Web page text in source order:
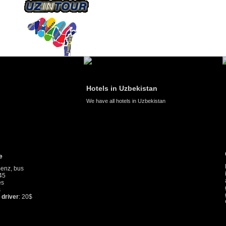
Hotels in Uzbekistan
We have all hotels in Uzbekistan
Culture of
is why
any influence
general, the
growth is
marriages is